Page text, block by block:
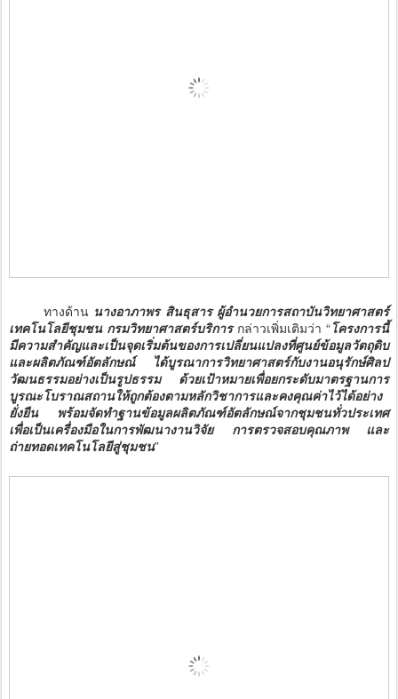
ทางด้าน นางอาภาพร สินธุสาร ผู้อำนวยการสถาบันวิทยาศาสตร์
เทคโนโลยีชุมชน กรมวิทยาศาสตร์บริการกล่าวเพิ่มเติมว่า “โครงการนี้
มีความสำคัญและเป็นจุดเริ่มต้นของการเปลี่ยนแปลงที่ศูนย์ข้อมูลวัตถุดิบ
และผลิตภัณฑ์อัตลักษณ์ ได้บูรณาการวิทยาศาสตร์กับงานอนุรักษ์ศิลป
วัฒนธรรมอย่างเป็นรูปธรรม ด้วยเป้าหมายเพื่อยกระดับมาตรฐานการ
บูรณะโบราณสถานให้ถูกต้องตามหลักวิชาการและคงคุณค่าไว้ได้อย่าง
ยั่งยืน พร้อมจัดทำฐานข้อมูลผลิตภัณฑ์อัตลักษณ์จากชุมชนทั่วประเทศ
เพื่อเป็นเครื่องมือในการพัฒนางานวิจัย การตรวจสอบคุณภาพ และ
ถ่ายทอดเทคโนโลยีสู่ชุมชน”